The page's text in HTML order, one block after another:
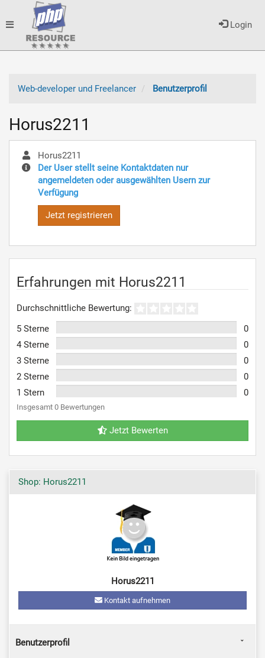
Login
Toggle
Web-developer und Freelancer
Benutzerprofil
Horus2211
Horus2211
Der User stellt seine Kontaktdaten nur
angemeldeten oder ausgewählten Usern zur
Verfügung
Jetzt registrieren
Erfahrungen mit Horus2211
Durchschnittliche Bewertung:
5 Sterne
0
4 Sterne
0
3 Sterne
0
2 Sterne
0
1 Stern
0
Insgesamt 0 Bewertungen
Jetzt Bewerten
Shop: Horus2211
Horus2211
Kontakt aufnehmen
Benutzerprofil